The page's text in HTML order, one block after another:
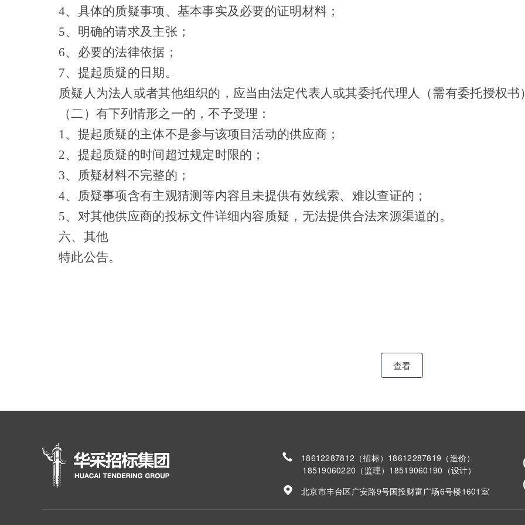
4、具体的质疑事项、基本事实及必要的证明材料；
5、明确的请求及主张；
6、必要的法律依据；
7、提起质疑的日期。
质疑人为法人或者其他组织的，应当由法定代表人或其委托代理人（需有委托授权书
（二）有下列情形之一的，不予受理：
1、提起质疑的主体不是参与该项目活动的供应商；
2、提起质疑的时间超过规定时限的；
3、质疑材料不完整的；
4、质疑事项含有主观猜测等内容且未提供有效线索、难以查证的；
5、对其他供应商的投标文件详细内容质疑，无法提供合法来源渠道的。
六、其他
特此公告。
查看
18612287812（招标）18612287819（造价）
18519060220（监理）18519060190（设计）
北京市丰台区广安路9号国投财富广场6号楼1601室